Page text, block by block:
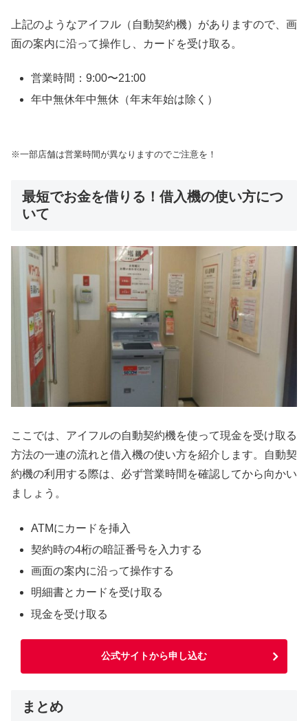
上記のようなアイフル（自動契約機）がありますので、画
面の案内に沿って操作し、カードを受け取る。
営業時間：9:00〜21:00
年中無休年中無休（年末年始は除く）
※一部店舗は営業時間が異なりますのでご注意を！
最短でお金を借りる！借入機の使い方につ
いて
ここでは、アイフルの自動契約機を使って現金を受け取る
方法の一連の流れと借入機の使い方を紹介します。自動契
約機の利用する際は、必ず営業時間を確認してから向かい
ましょう。
ATMにカードを挿入
契約時の4桁の暗証番号を入力する
画面の案内に沿って操作する
明細書とカードを受け取る
現金を受け取る
公式サイトから申し込む
まとめ